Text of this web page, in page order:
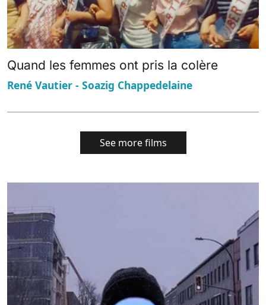
Quand les femmes ont pris la colère
René Vautier - Soazig Chappedelaine
See more films